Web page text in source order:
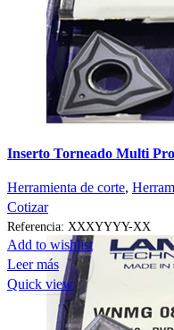
Inserto Torneado Multi
Herramienta de corte,
Cotizar
Referencia: XXXYYYY-XX
Add to wishlist
Leer más
Quick view